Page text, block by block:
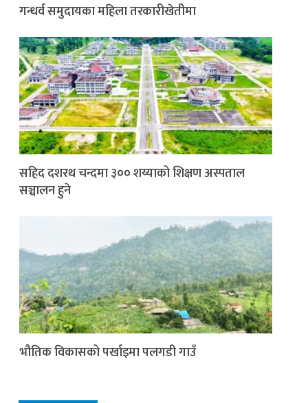
गन्धर्व समुदायका महिला तरकारीखेतीमा
सहिद दशरथ चन्दमा ३०० शय्याको शिक्षण अस्पताल
सञ्चालन हुने
भौतिक विकासको पर्खाइमा पलगडी गाउँ